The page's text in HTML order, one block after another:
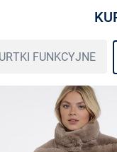
FUNKCYJNE